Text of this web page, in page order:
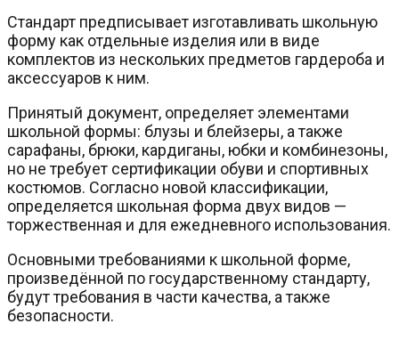
Стандарт предписывает изготавливать школьную
форму как отдельные изделия или в виде
комплектов из нескольких предметов гардероба и
аксессуаров к ним.
Принятый документ, определяет элементами
школьной формы: блузы и блейзеры, а также
сарафаны, брюки, кардиганы, юбки и комбинезоны,
но не требует сертификации обуви и спортивных
костюмов. Согласно новой классификации,
определяется школьная форма двух видов —
торжественная и для ежедневного использования.
Основными требованиями к школьной форме,
произведённой по государственному стандарту,
будут требования в части качества, а также
безопасности.